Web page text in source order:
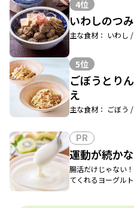
4位
いわしのつ
主な食材： いわし
5位
ごぼうとり
え
主な食材： ごぼう
PR
運動が続か
腸活だけじゃない
てくれるヨーグル